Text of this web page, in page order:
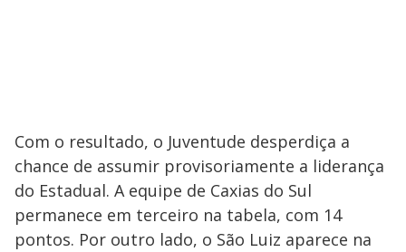
Com o resultado, o Juventude desperdiça a
chance de assumir provisoriamente a liderança
do Estadual. A equipe de Caxias do Sul
permanece em terceiro na tabela, com 14
pontos. Por outro lado, o São Luiz aparece na